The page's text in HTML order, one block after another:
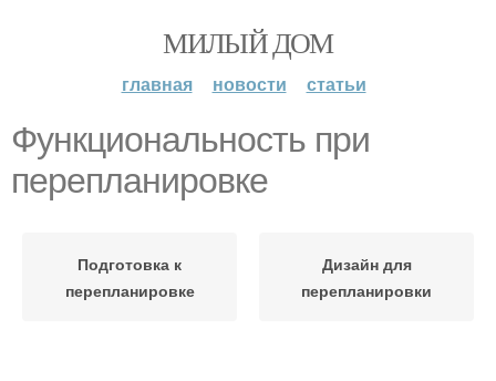
МИЛЫЙ ДОМ
главная новости статьи
Функциональность при
перепланировке
Подготовка к
перепланировке
Дизайн для
перепланировки